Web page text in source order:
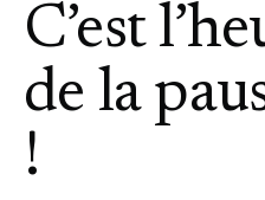
C’est
de la
!